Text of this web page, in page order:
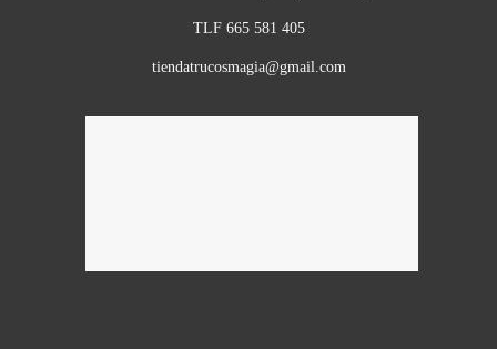
TLF 665 581 405
tiendatrucosmagia@gmail.com